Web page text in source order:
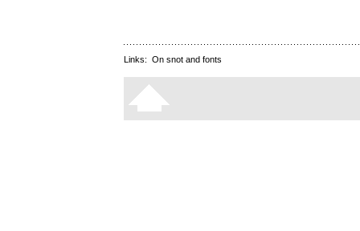
Links: On snot and fonts